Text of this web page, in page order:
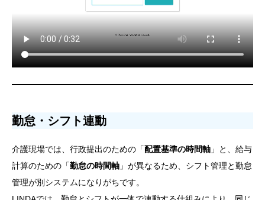
勤怠・シフト連動
介護現場では、行政提出のための「配置基準の時間軸 」と、給与
計算のための「勤怠の時間軸 」が異なるため、シフト管理と勤怠
管理が別システムになりがちです。